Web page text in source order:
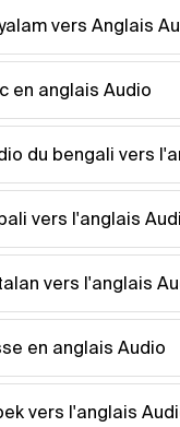
vers Anglais
en anglais Audio
du bengali vers
vers l'anglais
vers l'anglais
en anglais Audio
vers l'anglais